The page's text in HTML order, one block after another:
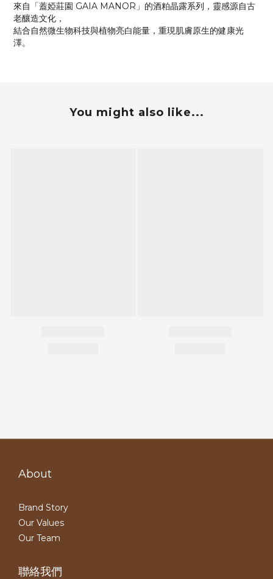
來自「蓋婭莊園 GAIA MANOR」的酒粕晶露系列，靈感源自古
老釀造文化，
結合自然微生物科技與植物亮白能量，重現肌膚原生的健康光
澤。
You might also like...
About
Brand Story
Our Values
Our Team
聯絡我們